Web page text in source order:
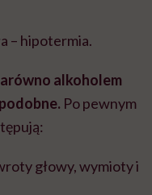
– hipotermia.
alkoholem
Po pewnym
głowy, wymioty i